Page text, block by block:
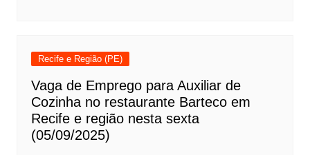
Recife e Região (PE)
Vaga de Emprego para Auxiliar de
Cozinha no restaurante Barteco em
Recife e região nesta sexta
(05/09/2025)